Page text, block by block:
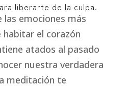
liberarte de la culpa.
las emociones más
habitar el corazón
atados al pasado
nuestra verdadera
meditación te